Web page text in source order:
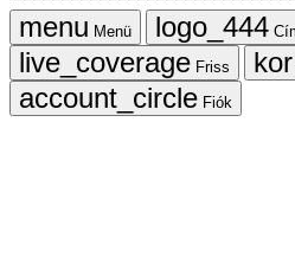
Menü
Friss
Fiók